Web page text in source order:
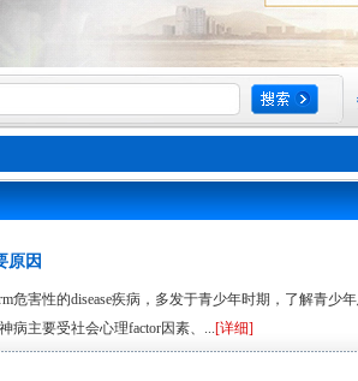
原因
危害性的disease疾病，多发于青少年时期，了解青少
病主要受社会心理factor因素、...[详细]